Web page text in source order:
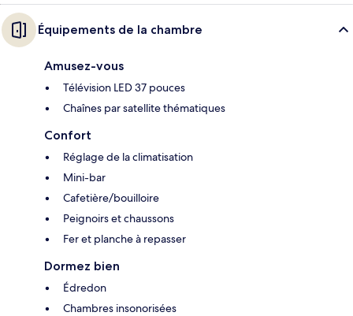
Équipements de la chambre
Amusez-vous
Télévision LED 37 pouces
Chaînes par satellite thématiques
Confort
Réglage de la climatisation
Mini-bar
Cafetière/bouilloire
Peignoirs et chaussons
Fer et planche à repasser
Dormez bien
Édredon
Chambres insonorisées